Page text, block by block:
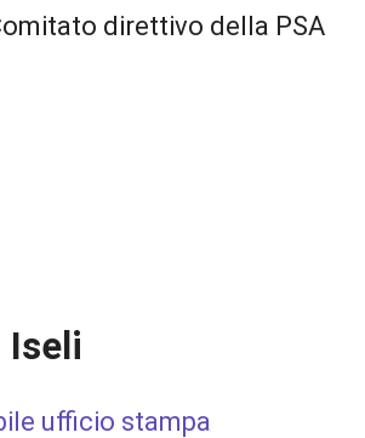
direttivo della PSA
Iseli
ufficio stampa